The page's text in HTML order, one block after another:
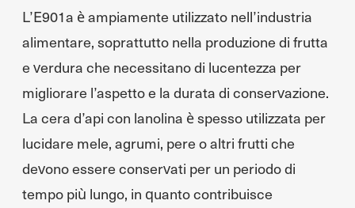
L’E901a è ampiamente utilizzato nell’industria
alimentare, soprattutto nella produzione di frutta
e verdura che necessitano di lucentezza per
migliorare l’aspetto e la durata di conservazione.
La cera d’api con lanolina è spesso utilizzata per
lucidare mele, agrumi, pere o altri frutti che
devono essere conservati per un periodo di
tempo più lungo, in quanto contribuisce